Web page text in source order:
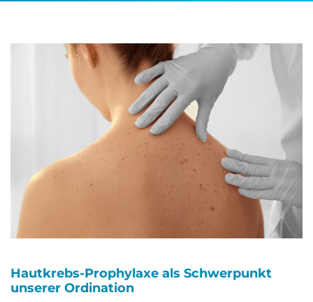
Hautkrebs-Prophylaxe als Schwerpunkt
unserer Ordination